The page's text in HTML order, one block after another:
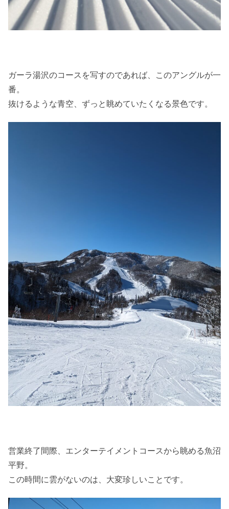
ガーラ湯沢のコースを写すのであれば、このアングルが一
番。
抜けるような青空、ずっと眺めていたくなる景色です。
営業終了間際、エンターテイメントコースから眺める魚沼
平野。
この時間に雲がないのは、大変珍しいことです。